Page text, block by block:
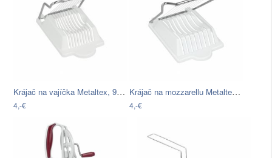
Krájač na vajíčka Metaltex, 9 × 13 cm
4,-€
Krájač na mozzarellu Metaltex Slicer
4,-€